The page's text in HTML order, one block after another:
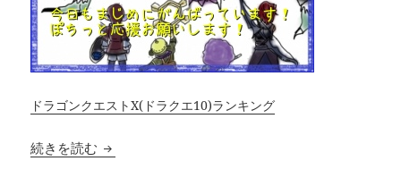
ドラゴンクエストX(ドラクエ10)ランキング
続きを読む 【邪神の宮殿】9月25日更新「魔宮の守護者たち